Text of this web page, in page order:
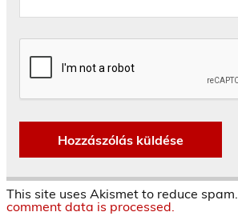
This site uses Akismet to reduce spam.
comment data is processed.